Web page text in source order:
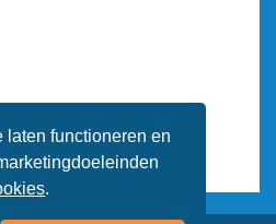
laten functioneren en
.